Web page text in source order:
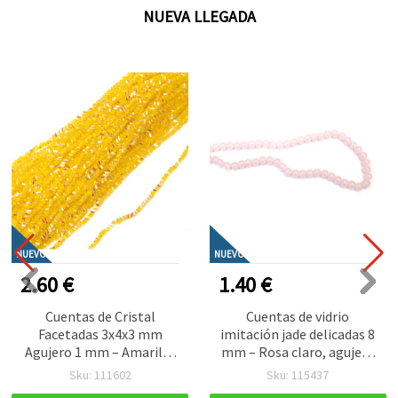
NUEVA LLEGADA
NUEVO
2.60 €
Cuentas de Cristal
Facetadas 3x4x3 mm
Agujero 1 mm – Amarillo
Transparente Arcoíris con
Sku: 111602
NUEVO
1.40 €
Cuentas de vidrio
imitación jade delicadas 8
mm – Rosa claro, agujero
1 mm, tira aprox. 105 uds
Sku: 115437